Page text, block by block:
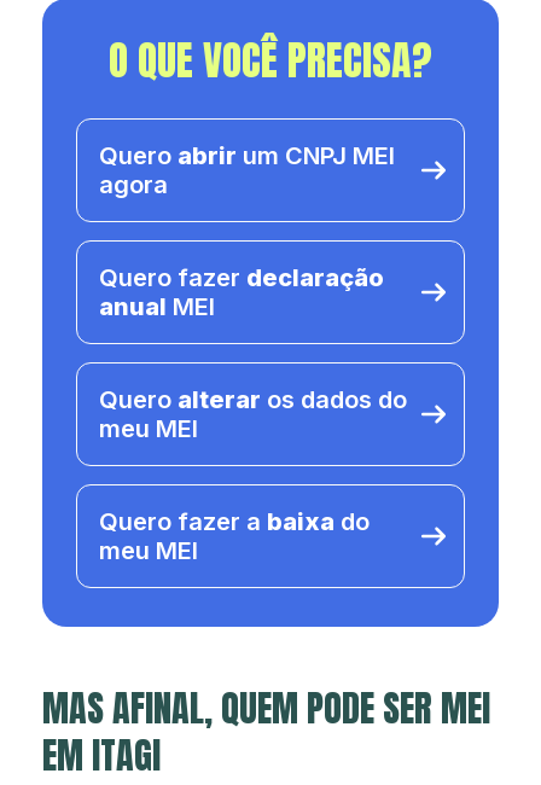
O QUE VOCÊ PRECISA?
Quero abrir um CNPJ MEI
agora
Quero fazer declaração
anual MEI
Quero alterar os dados do
meu MEI
Quero fazer a baixa do
meu MEI
MAS AFINAL, QUEM PODE SER MEI
EM ITAGI